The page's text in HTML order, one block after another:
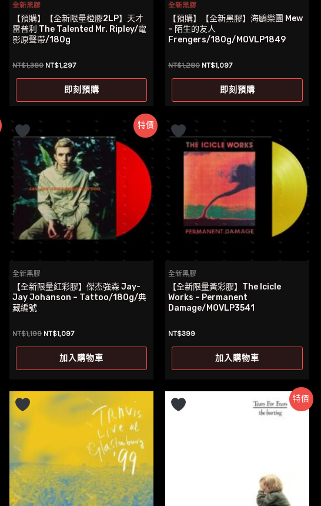
全新黑膠
【預購】【全新限量橙膠2LP】天才
雷普利 The Talented Mr. Ripley/電
影原聲帶/180g
NT$1,380 原
NT$1,380。
NT$1,297目
價
格：
NT$1,297。
即刻預購
全新黑膠
【預購】【全新黑膠】海鷗樂團 Mew
– 陌生的友人
Frengers/180g/MOVLP1849
NT$1,280 原
NT$1,280。
NT$1,097目
價
格：
NT$1,097。
即刻預購
特價
全新黑膠
【全新限量紅彩膠】傑杰強森 Jay-
Jay Johanson – Tattoo/180g/典
藏編號
NT$1,199 原
NT$1,199。
NT$1,097目
價
格：
NT$1,097。
加入購物車
全新黑膠
【全新限量黃彩膠】The Icicle
Works – Permanent
Damage/MOVLP3541
NT$399
加入購物車
特價